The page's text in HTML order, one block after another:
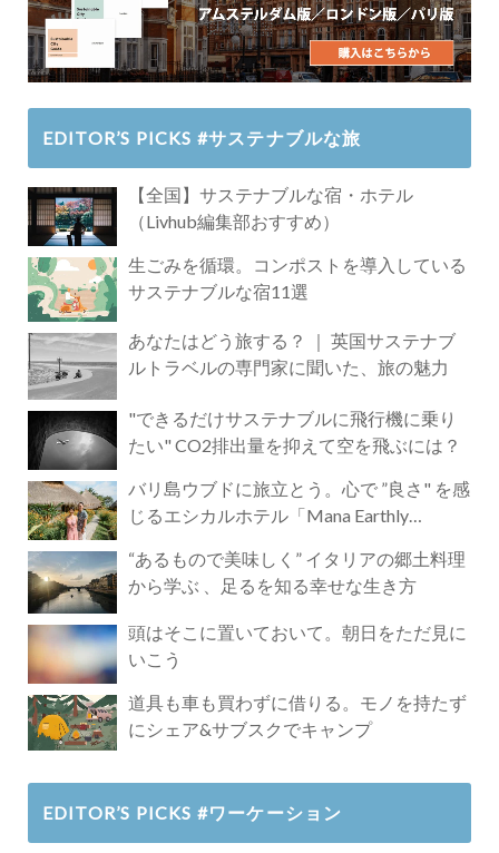
EDITOR’S PICKS #サステナブルな旅
【全国】サステナブルな宿・ホテル
（Livhub編集部おすすめ）
生ごみを循環。コンポストを導入している
サステナブルな宿11選
あなたはどう旅する？ ｜ 英国サステナブ
ルトラベルの専門家に聞いた、旅の魅力
"できるだけサステナブルに飛行機に乗り
たい" CO2排出量を抑えて空を飛ぶには？
バリ島ウブドに旅立とう。心で ”良さ" を感
じるエシカルホテル「Mana Earthly
“あるもので美味しく” イタリアの郷土料理
から学ぶ 、足るを知る幸せな生き方
頭はそこに置いておいて。朝日をただ見に
いこう
道具も車も買わずに借りる。モノを持たず
にシェア&サブスクでキャンプ
EDITOR’S PICKS #ワーケーション